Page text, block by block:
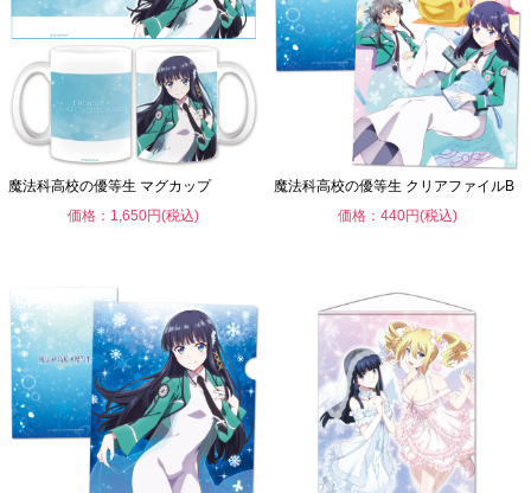
魔法科高校の優等生 マグカップ
価格：1,650円(税込)
魔法科高校の優等生 クリアファイルB
価格：440円(税込)